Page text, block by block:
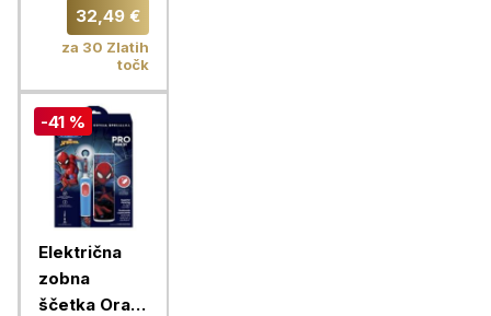
AIO 3500
32,49 €
za 30 Zlatih
točk
-41 %
Električna
zobna
ščetka Oral-